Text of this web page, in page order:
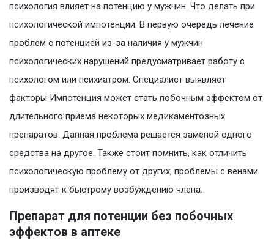
психология влияет на потенцию у мужчин. Что делать при
психологической импотенции. В первую очередь лечение
проблем с потенцией из-за наличия у мужчин
психологических нарушений предусматривает работу с
психологом или психиатром. Специалист выявляет
факторы Импотенция может стать побочным эффектом от
длительного приема некоторых медикаментозных
препаратов. Данная проблема решается заменой одного
средства на другое. Также стоит помнить, как отличить
психологическую проблему от других, проблемы с венами
производят к быстрому возбуждению члена.
Препарат для потенции без побочных
эффектов в аптеке